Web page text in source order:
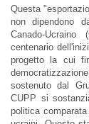
Questa
non dipendono
Canado-
centenario
progetto la cui
sostenuto dal
CUPP si
politica